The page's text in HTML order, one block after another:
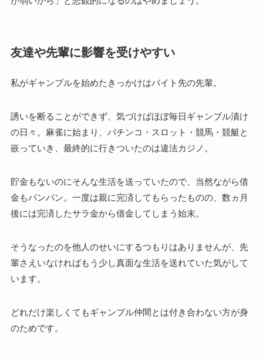
友達や先輩に影響を受けやすい
私がギャンブルを始めたきっかけはバイト先の先輩。
誘いを断ることができず、気づけばほぼ毎日ギャンブル漬け
の日々。麻雀に始まり、パチンコ・スロット・競馬・競艇と
嵌っていき、最終的に行きついたのは違法カジノ。
貯金もないのにそんな生活を送っていたので、当然ながら借
金もパンパン。一度は親に完済してもらったものの、数ヵ月
後には完済したサラ金から借金してしまう始末。
そうなったのを他人のせいにするつもりはありませんが、先
輩さえいなければもう少し真面な生活を送れていた気がして
います。
どれだけ楽しくてもギャンブル仲間とは付き合わない方が身
のためです。